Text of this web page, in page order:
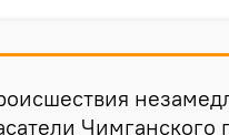
Чимганского